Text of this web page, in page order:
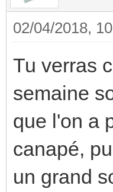
02/04/2018,
Tu verras
semaine
que l'on a
canapé,
un grand